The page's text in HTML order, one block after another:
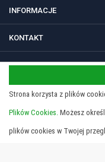
INFORMACJE
KONTAKT
FOLLOW US
Regulamin
Polityka
Copyright 2026 ©
Strona korzysta z plików
Plików Cookies. Możesz
plików cookies w Twojej